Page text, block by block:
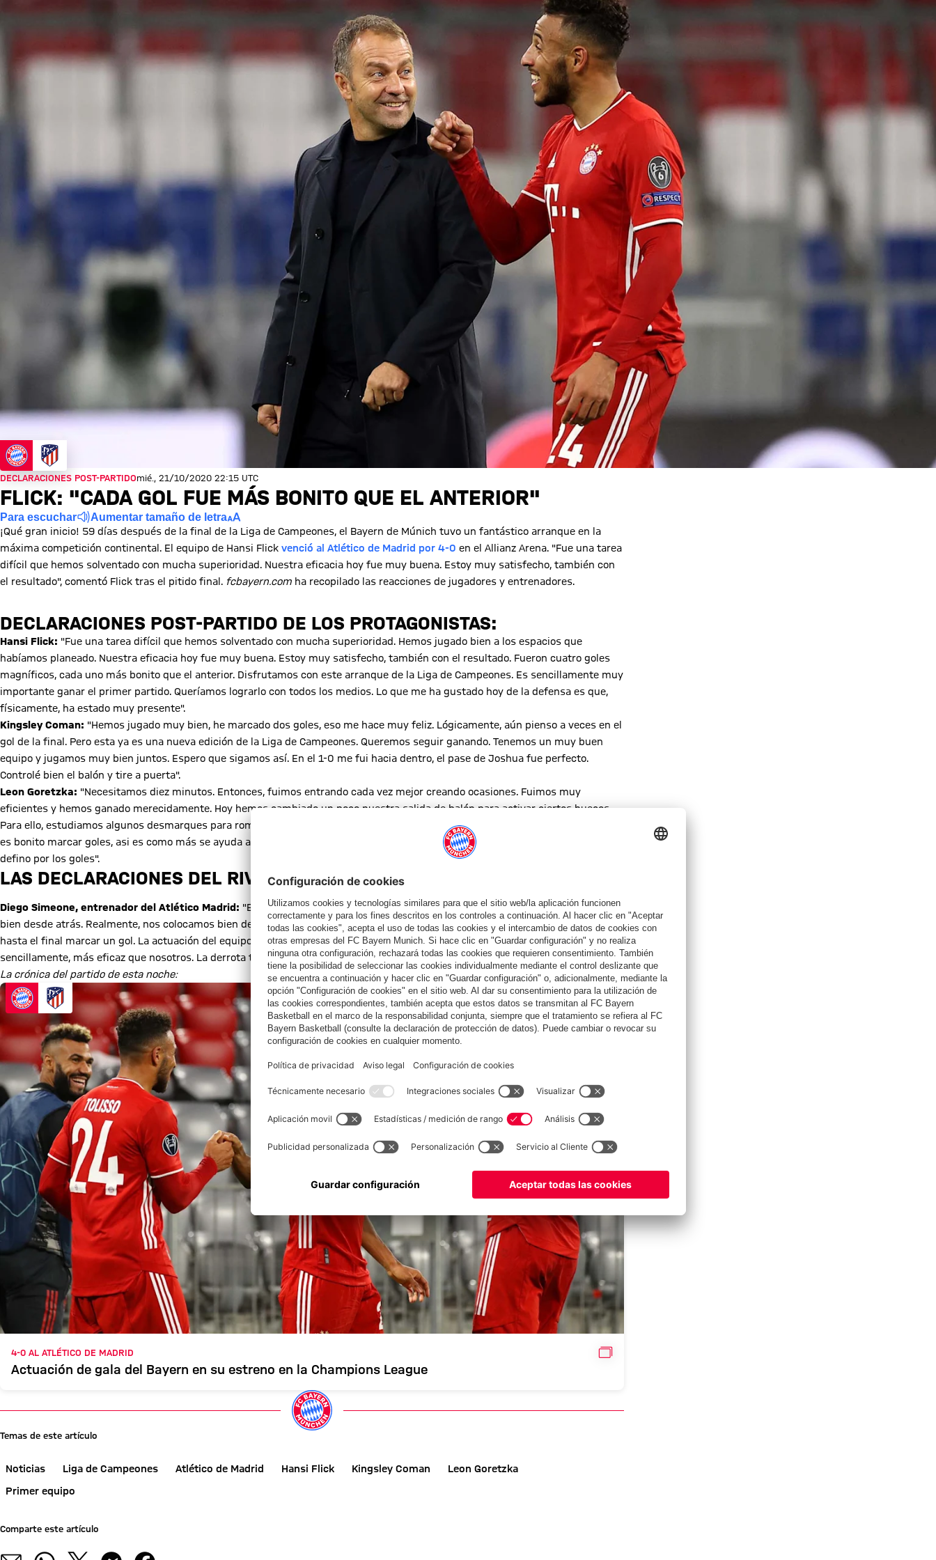
DECLARACIONES POST-PARTIDOmié., 21/10/2020 22:15 UTC
FLICK: "CADA GOL FUE MÁS BONITO QUE EL ANTERIOR"
Para escuchar Aumentar tamaño de letra
¡Qué gran inicio! 59 días después de la final de la Liga de Campeones, el Bayern de Múnich tuvo un fantástico arranque en la
máxima competición continental. El equipo de Hansi Flick venció al Atlético de Madrid por 4-0 en el Allianz Arena. "Fue una tarea
difícil que hemos solventado con mucha superioridad. Nuestra eficacia hoy fue muy buena. Estoy muy satisfecho, también con
el resultado", comentó Flick tras el pitido final. fcbayern.com ha recopilado las reacciones de jugadores y entrenadores.
DECLARACIONES POST-PARTIDO DE LOS PROTAGONISTAS:
Hansi Flick: "Fue una tarea difícil que hemos solventado con mucha superioridad. Hemos jugado bien a los espacios que
habíamos planeado. Nuestra eficacia hoy fue muy buena. Estoy muy satisfecho, también con el resultado. Fueron cuatro goles
magníficos, cada uno más bonito que el anterior. Disfrutamos con este arranque de la Liga de Campeones. Es sencillamente muy
importante ganar el primer partido. Queríamos lograrlo con todos los medios. Lo que me ha gustado hoy de la defensa es que,
físicamente, ha estado muy presente".
Kingsley Coman: "Hemos jugado muy bien, he marcado dos goles, eso me hace muy feliz. Lógicamente, aún pienso a veces en el
gol de la final. Pero esta ya es una nueva edición de la Liga de Campeones. Queremos seguir ganando. Tenemos un muy buen
equipo y jugamos muy bien juntos. Espero que sigamos así. En el 1-0 me fui hacia dentro, el pase de Joshua fue perfecto.
Controlé bien el balón y tire a puerta".
Leon Goretzka: "Necesitamos diez minutos. Entonces, fuimos entrando cada vez mejor creando ocasiones. Fuimos muy
eficientes y hemos ganado merecidamente. Hoy hemos cambiado un poco nuestra salida de balón para activar ciertos huecos.
Para ello, estudiamos algunos desmarques para romper a este equipo que defiende tan atrás. Eso se vio bien en el 1-0. Siempre
es bonito marcar goles, asi es como más se ayuda al equipo, aunque también tengo otras muchos cometidos y no solo me
defino por los goles".
LAS DECLARACIONES DEL RIVAL
Diego Simeone, entrenador del Atlético Madrid: "El Bayern ha aprovechado sus ocasiones, fueron muy agresivos. Salieron muy
bien desde atrás. Realmente, nos colocamos bien defensivamente, pero hoy estuvieron más precisos que nosotros. Intentamos
hasta el final marcar un gol. La actuación del equipo fue buena, pero tendríamos que haber estado más vivos. El Bayern fue,
sencillamente, más eficaz que nosotros. La derrota tiene un sabor amargo. Tenemos que aprender de esta derrota".
La crónica del partido de esta noche:
4-0 AL ATLÉTICO DE MADRID GALERÍA
Actuación de gala del Bayern en su estreno en la Champions League
Temas de este artículo
Noticias Liga de Campeones Atlético de Madrid Hansi Flick Kingsley Coman
Leon Goretzka
Primer equipo
Comparte este artículo